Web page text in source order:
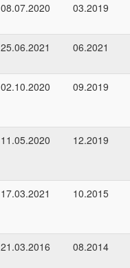
08.07.2020 03.2019
25.06.2021 06.2021
02.10.2020 09.2019
11.05.2020 12.2019
17.03.2021 10.2015
21.03.2016 08.2014